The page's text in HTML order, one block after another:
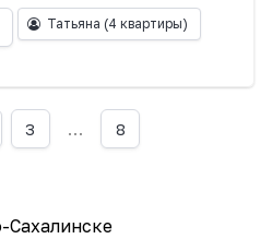
Татьяна (4 квартиры)
3 … 8